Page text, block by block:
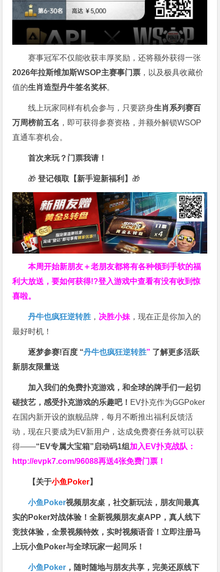
赛事冠军不仅能收获丰厚奖励，还将额外获得一张
2026年拉斯维加斯WSOP主赛事门票 ，以及极具收藏价
值的生肖造型丹牛签名奖杯。
线上玩家同样有机会参与，只要跻身生肖系列赛百
万周榜前五名 ，即可获得参赛资格，并额外解锁WSOP
直通车赛机会。
首次来玩？门票我请！
🎁 登记领取【新手迎新福利】 🎁
本周开始新朋友＋老朋友都将有各种领到手软的福
利大放送，要如何获得!?登入游戏中查看有没有收到惊
喜啦。
丹牛也疯狂逆转胜 ， 决胜小妹 ，现在正是你加入的
最好时机！
逐梦参赛!百度 “丹牛也疯狂逆转胜” 了解更多活跃
新朋友限量送
加入我们的免费扑克游戏，和全球的牌手们一起切
磋技艺，感受扑克游戏的乐趣吧！ EV扑克作为GGPoker
在国内新开设的旗舰品牌，每月不断推出福利反馈活
动，现在只要成为EV新用户，达成免费赛任务就可以获
得——“EV专属大宝箱”启动码1组 加入EV扑克战队：
http://evpk7.com/96088再送4张免费门票！
【关于小鱼Poker】
小鱼Poker视频朋友桌，社交新玩法，朋友间最真
实的Poker对战体验！全新视频朋友桌APP，真人线下
竞技体验，全景视频特效，实时视频语音！立即注册马
上玩小鱼Poker与全球玩家一起同乐！
小鱼Poker ，随时随地与朋友共享，完美还原线下